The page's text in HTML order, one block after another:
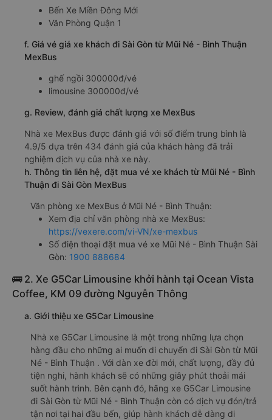
Bến Xe Miền Đông Mới
Văn Phòng Quận 1
f. Giá vé giá xe khách đi Sài Gòn từ Mũi Né - Bình Thuận
MexBus
ghế ngồi 300000đ/vé
limousine 300000đ/vé
g. Review, đánh giá chất lượng xe MexBus
Nhà xe MexBus được đánh giá với số điểm trung bình là
4.9/5 dựa trên 434 đánh giá của khách hàng đã trải
nghiệm dịch vụ của nhà xe này.
h. Thông tin liên hệ, đặt mua vé xe khách từ Mũi Né - Bình
Thuận đi Sài Gòn MexBus
Văn phòng xe MexBus ở Mũi Né - Bình Thuận:
Xem địa chỉ văn phòng nhà xe MexBus:
https://vexere.com/vi-VN/xe-mexbus
Số điện thoại đặt mua vé xe Mũi Né - Bình Thuận Sài
Gòn: 1900 888684
🚌 2. Xe G5Car Limousine khởi hành tại Ocean Vista
Coffee, KM 09 đường Nguyễn Thông
a. Giới thiệu xe G5Car Limousine
Nhà xe G5Car Limousine là một trong những lựa chọn
hàng đầu cho những ai muốn di chuyển đi Sài Gòn từ Mũi
Né - Bình Thuận . Với dàn xe đời mới, chất lượng, đầy đủ
tiện nghi, hành khách sẽ có những giây phút thoải mái
suốt hành trình. Bên cạnh đó, hãng xe G5Car Limousine
đi Sài Gòn từ Mũi Né - Bình Thuận còn có dịch vụ đón/trả
tận nơi tại hai đầu bến, giúp hành khách dễ dàng di